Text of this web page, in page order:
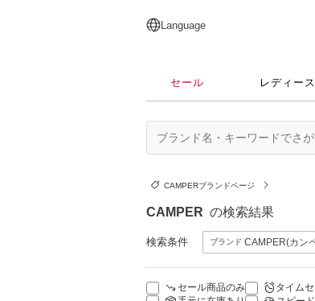
日本語
English
简体中文
繁體中文
Language
セール レディース
CAMPERブランドページ
CAMPER の検索結果
検索条件 ブランド CAMPER(カン
セール商品のみ タイム